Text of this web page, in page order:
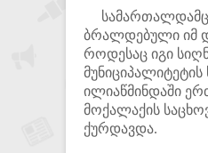
ბრალდებული იმ
როდესაც იგი
ილიაწმინდაში
მოქალაქის
ქურდავდა.